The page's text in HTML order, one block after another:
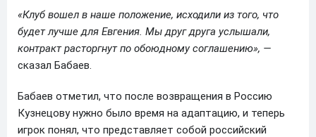
«Клуб вошел в наше положение, исходили из того, что
будет лучше для Евгения. Мы друг друга услышали,
контракт расторгнут по обоюдному соглашению», —
сказал Бабаев.
Бабаев отметил, что после возвращения в Россию
Кузнецову нужно было время на адаптацию, и теперь
игрок понял, что представляет собой российский